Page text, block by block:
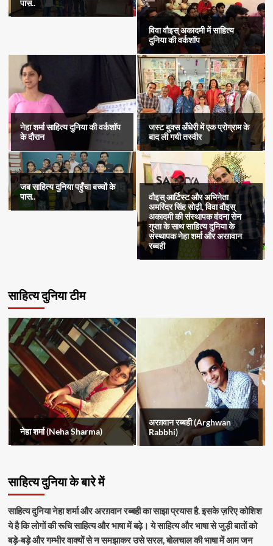
पास..
विवा वौइस् अकादमी में साहित्य
दुनिया की वर्कशॉप
नेहा शर्मा साहित्य दुनिया की वर्कशॉप
के दौरान
जस्ट बुक्स अँधेरी में एक प्रोग्राम के
बाद ली गयी तस्वीर
जब साहित्य दुनिया पहुँचा बच्चों के
पास..
वौइस् आर्टिस्ट और अभिनेता
अमरिंदर सिंह सोढ़ी, विवा वौइस्
अकादमी की संस्थापक वंदना सेन
गुप्ता के साथ साहित्य दुनिया के
संस्थापक नेहा शर्मा और अरग़वान
रब्बही
साहित्य दुनिया टीम
नेहा शर्मा (Neha Sharma)
अरग़वान रब्बही (Arghwan
Rabbhi)
साहित्य दुनिया के बारे में
साहित्य दुनियानेहा शर्माऔरअरग़वान रब्बहीका साझा प्रयास है. इसके ज़रिए कोशिश
ये है कि लोगों की रूचि साहित्य और भाषा में बढ़े। ये साहित्य और भाषा से जुड़ी बातों को
बड़े-बड़े और गम्भीर वाक्यों से न समझाकर उसे सरल, बोलचाल की भाषा में आम जन